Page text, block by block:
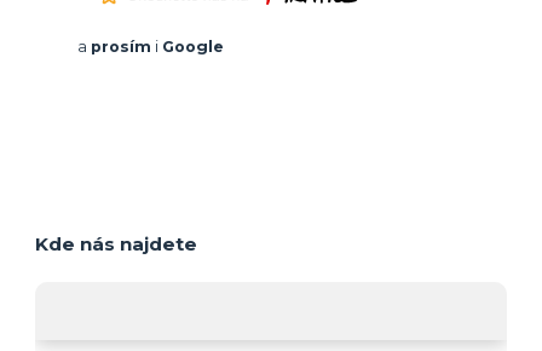
a prosím i Google
Kde nás najdete